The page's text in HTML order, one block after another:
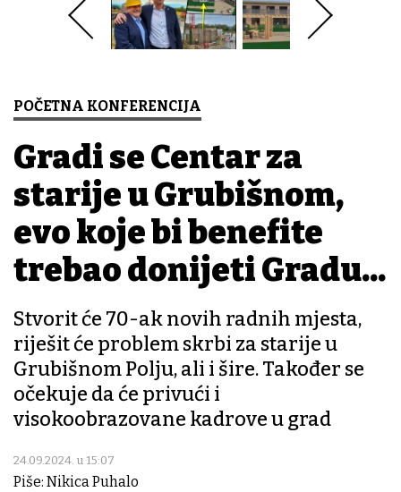
POČETNA KONFERENCIJA
Gradi se Centar za
starije u Grubišnom,
evo koje bi benefite
trebao donijeti Gradu...
Stvorit će 70-ak novih radnih mjesta,
riješit će problem skrbi za starije u
Grubišnom Polju, ali i šire. Također se
očekuje da će privući i
visokoobrazovane kadrove u grad
24.09.2024. u 15:07
Piše: Nikica Puhalo